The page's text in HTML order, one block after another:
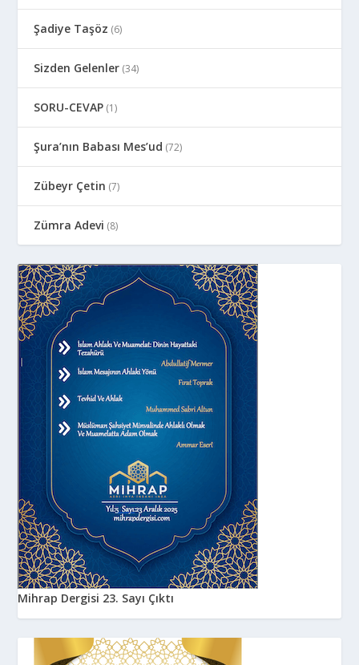
Şadiye Taşöz (6)
Sizden Gelenler (34)
SORU-CEVAP (1)
Şura’nın Babası Mes’ud (72)
Zübeyr Çetin (7)
Zümra Adevi (8)
Mihrap Dergisi 23. Sayı Çıktı